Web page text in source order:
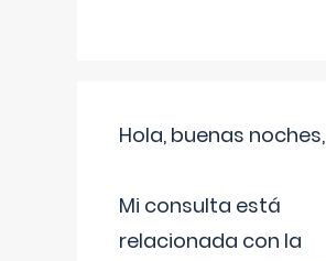
Hola, buenas noches,
Mi consulta está
relacionada con la